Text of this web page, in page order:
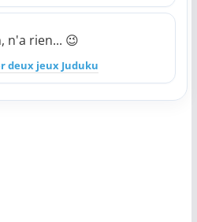
n'a rien... 😉
deux jeux Juduku